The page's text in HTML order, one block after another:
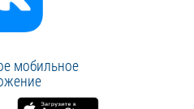
мобильное